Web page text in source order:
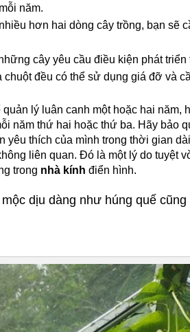
năm.
hơn hai dòng cây trồng, bạn sẽ
cây yêu cầu điều kiện phát
chuột đều có thể sử dụng giá đỡ và
quản lý luân canh một hoặc hai năm,
năm thứ hai hoặc thứ ba. Hãy bảo
yêu thích của mình trong thời gian
liên quan. Đó là một lý do tuyệt
trong nhà kính điển hình.
dịu dàng như húng quế